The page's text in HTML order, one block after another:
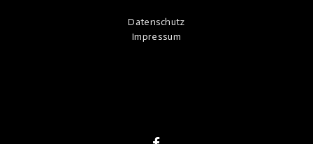
Datenschutz
Impressum